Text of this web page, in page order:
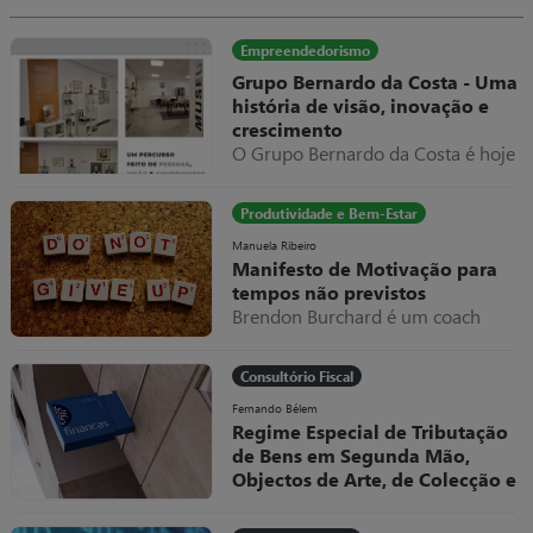
fatura do serviço prestado um
valor exorbitante, suponhamos
10.000€.
Empreendedorismo
Grupo Bernardo da Costa - Uma
história de visão, inovação e
crescimento
O Grupo Bernardo da Costa é hoje
de evolução empresarial em
Portugal, destacando-se pela sua
capacidade de adaptação,
diversificação e internacionalização
ao longo de mais de seis décadas
de atividade.
Produtividade e Bem-Estar
Manuela Ribeiro
Manifesto de Motivação para
tempos não previstos
Brendon Burchard é um coach
grata por todos os valiosos
conteúdos que partilhou e partilha
livremente.
Consultório Fiscal
Fernando Bélem
Regime Especial de Tributação
de Bens em Segunda Mão,
Objectos de Arte, de Colecção e
O Decreto-Lei, nº 199/96, de 18 de